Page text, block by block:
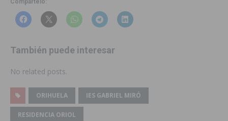
Compártelo:
También puede interesar
No related posts.
ORIHUELA IES GABRIEL MIRÓ
RESIDENCIA ORIOL